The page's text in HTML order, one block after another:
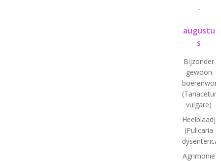
-
augustu
s
Bijzonder
gewoon
(Tanacetum
vulgare)
(Pulicaria
dysenterica)
Agrimonie